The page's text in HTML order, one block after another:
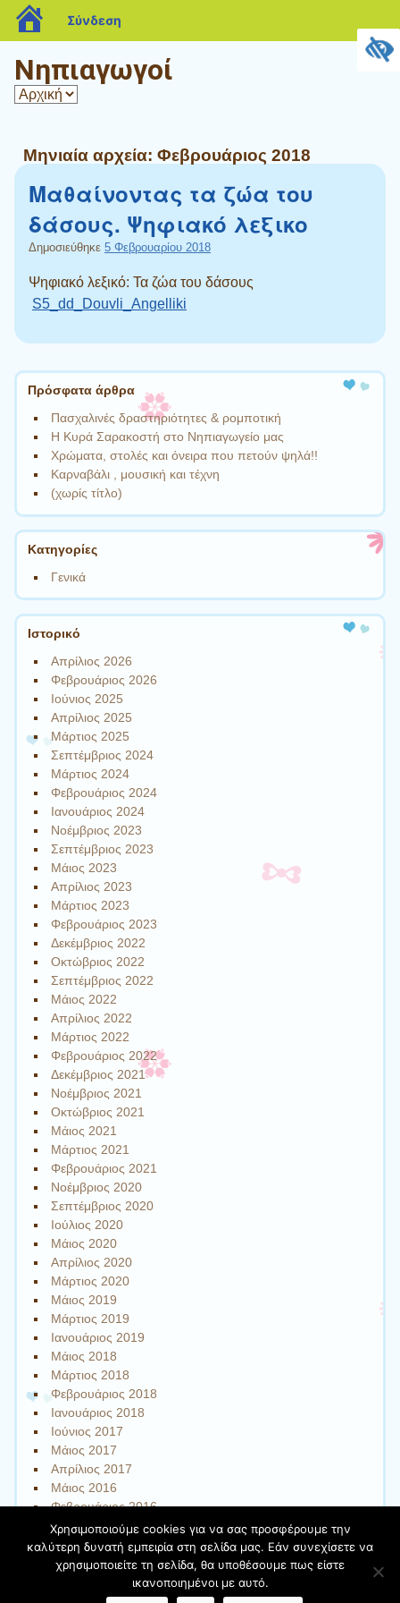
Νηπιαγωγοί
Μηνιαία αρχεία: Φεβρουάριος 2018
Μαθαίνοντας τα ζώα του
δάσους. Ψηφιακό λεξικο
Δημοσιεύθηκε 5 Φεβρουαρίου 2018
Ψηφιακό λεξικό: Τα ζώα του δάσους
S5_dd_Douvli_Angelliki
Πλοήγηση άρθρων
Πρόσφατα άρθρα
Πασχαλινές δραστηριότητες & ρομποτική
Η Κυρά Σαρακοστή στο Νηπιαγωγείο μας
Χρώματα, στολές και όνειρα που πετούν ψηλά!!
Καρναβάλι , μουσική και τέχνη
(χωρίς τίτλο)
Kατηγορίες
Γενικά
Ιστορικό
Απρίλιος 2026
Φεβρουάριος 2026
Ιούνιος 2025
Απρίλιος 2025
Μάρτιος 2025
Σεπτέμβριος 2024
Μάρτιος 2024
Φεβρουάριος 2024
Ιανουάριος 2024
Νοέμβριος 2023
Σεπτέμβριος 2023
Μάιος 2023
Απρίλιος 2023
Μάρτιος 2023
Φεβρουάριος 2023
Δεκέμβριος 2022
Οκτώβριος 2022
Σεπτέμβριος 2022
Μάιος 2022
Απρίλιος 2022
Μάρτιος 2022
Φεβρουάριος 2022
Δεκέμβριος 2021
Νοέμβριος 2021
Οκτώβριος 2021
Μάιος 2021
Μάρτιος 2021
Φεβρουάριος 2021
Νοέμβριος 2020
Σεπτέμβριος 2020
Ιούλιος 2020
Μάιος 2020
Απρίλιος 2020
Μάρτιος 2020
Μάιος 2019
Μάρτιος 2019
Ιανουάριος 2019
Μάιος 2018
Μάρτιος 2018
Φεβρουάριος 2018
Ιανουάριος 2018
Ιούνιος 2017
Μάιος 2017
Απρίλιος 2017
Μάιος 2016
Φεβρουάριος 2016
Φιλοξενείται στο https://blogs.sch.gr| Θέμα:Cute Frames
blogs.sch.gr
Σύνδεση
Χρησιμοποιούμε cookies για να σας προσφέρουμε την
καλύτερη δυνατή εμπειρία στη σελίδα μας. Εάν συνεχίσετε να
χρησιμοποιείτε τη σελίδα, θα υποθέσουμε πως είστε
ικανοποιημένοι με αυτό.